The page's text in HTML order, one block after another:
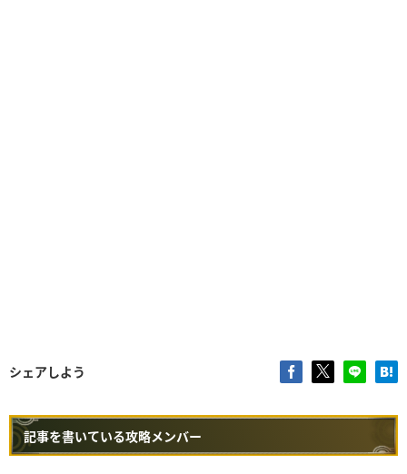
シェアしよう
記事を書いている攻略メンバー